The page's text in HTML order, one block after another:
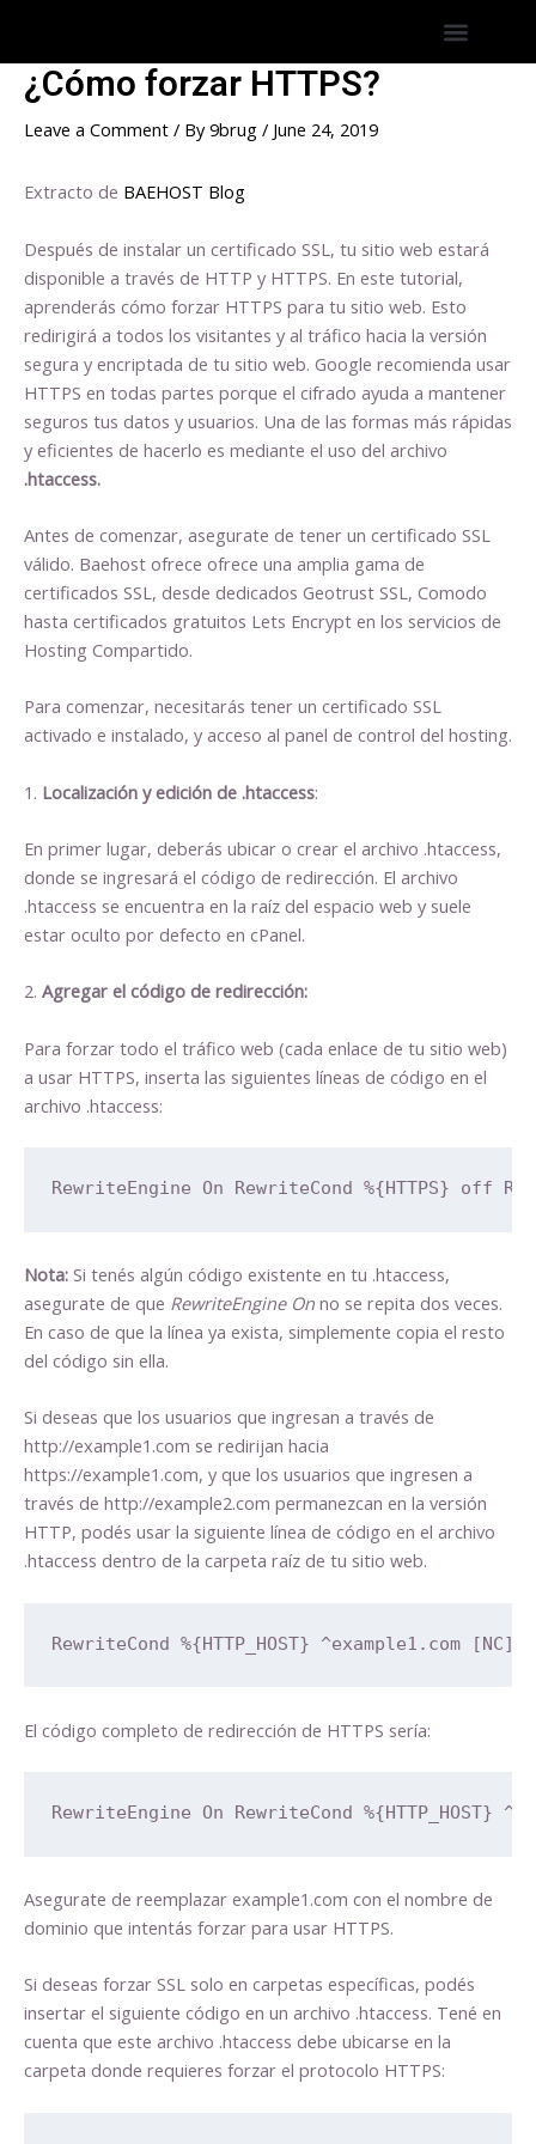
content
Menu
¿Cómo forzar HTTPS?
Leave a Comment / By9brug / June 24, 2019
Extracto de BAEHOST Blog
Después de instalar un certificado SSL, tu sitio web estará
disponible a través de HTTP y HTTPS. En este tutorial,
aprenderás cómo forzar HTTPS para tu sitio web. Esto
redirigirá a todos los visitantes y al tráfico hacia la versión
segura y encriptada de tu sitio web. Google recomienda usar
HTTPS en todas partes porque el cifrado ayuda a mantener
seguros tus datos y usuarios. Una de las formas más rápidas
y eficientes de hacerlo es mediante el uso del archivo
.htaccess.
Antes de comenzar, asegurate de tener un certificado SSL
válido. Baehost ofrece ofrece una amplia gama de
certificados SSL, desde dedicados Geotrust SSL, Comodo
hasta certificados gratuitos Lets Encrypt en los servicios de
Hosting Compartido.
Para comenzar, necesitarás tener un certificado SSL
activado e instalado, y acceso al panel de control del hosting.
1. Localización y edición de .htaccess:
En primer lugar, deberás ubicar o crear el archivo .htaccess,
donde se ingresará el código de redirección. El archivo
.htaccess se encuentra en la raíz del espacio web y suele
estar oculto por defecto en cPanel.
2. Agregar el código de redirección:
Para forzar todo el tráfico web (cada enlace de tu sitio web)
a usar HTTPS, inserta las siguientes líneas de código en el
archivo .htaccess:
RewriteEngine On RewriteCond %{HTTPS} off
Nota: Si tenés algún código existente en tu .htaccess,
asegurate de que RewriteEngine On no se repita dos veces.
En caso de que la línea ya exista, simplemente copia el resto
del código sin ella.
Si deseas que los usuarios que ingresan a través de
http://example1.com se redirijan hacia
https://example1.com, y que los usuarios que ingresen a
través de http://example2.com permanezcan en la versión
HTTP, podés usar la siguiente línea de código en el archivo
.htaccess dentro de la carpeta raíz de tu sitio web.
RewriteCond %{HTTP_HOST} ^example1.com [NC]
El código completo de redirección de HTTPS sería:
RewriteEngine On RewriteCond %{HTTP_HOST}
Asegurate de reemplazar example1.com con el nombre de
dominio que intentás forzar para usar HTTPS.
Si deseas forzar SSL solo en carpetas específicas, podés
insertar el siguiente código en un archivo .htaccess. Tené en
cuenta que este archivo .htaccess debe ubicarse en la
carpeta donde requieres forzar el protocolo HTTPS: